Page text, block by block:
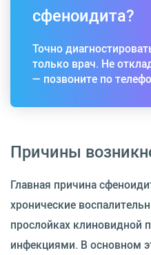
сфеноидита?
Точно
только врач. Не
— позвоните по
Причины
Главная причина
хронические
прослойках клиновидной
инфекциями. В основном